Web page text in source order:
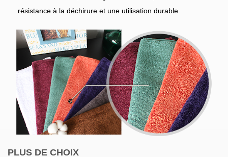
résistance à la déchirure et une utilisation durable.
PLUS DE CHOIX